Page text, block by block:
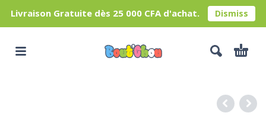
Livraison Gratuite dès 25 000 CFA d'achat. Dismiss